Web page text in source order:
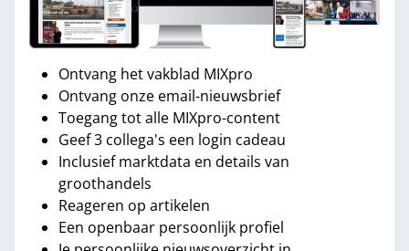
Ontvang het vakblad MIXpro
Ontvang onze email-nieuwsbrief
Toegang tot alle MIXpro-content
Geef 3 collega's een login cadeau
Inclusief marktdata en details van
groothandels
Reageren op artikelen
Een openbaar persoonlijk profiel